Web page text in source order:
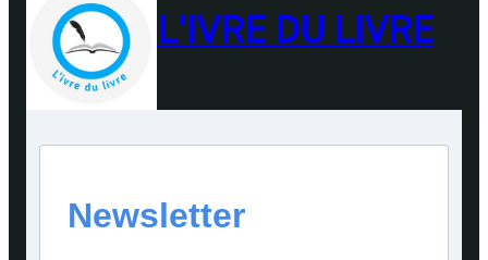
L'IVRE DU LIVRE
Newsletter